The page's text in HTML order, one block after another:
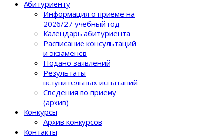
Абитуриенту
Информация о приеме на
2026/27 учебный год
Календарь абитуриента
Расписание консультаций
и экзаменов
Подано заявлений
Результаты
вступительных испытаний
Сведения по приему
(архив)
Конкурсы
Архив конкурсов
Контакты